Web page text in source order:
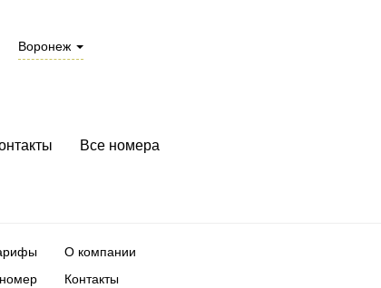
Воронеж
Все номера
О компании
Контакты